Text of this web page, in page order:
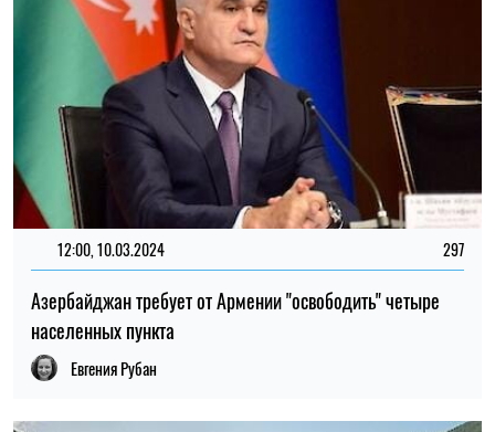
12:00, 10.03.2024 297
Азербайджан требует от Армении "освободить" четыре
населенных пункта
Евгения Рубан